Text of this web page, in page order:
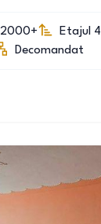
2000+ Etajul 4
Decomandat